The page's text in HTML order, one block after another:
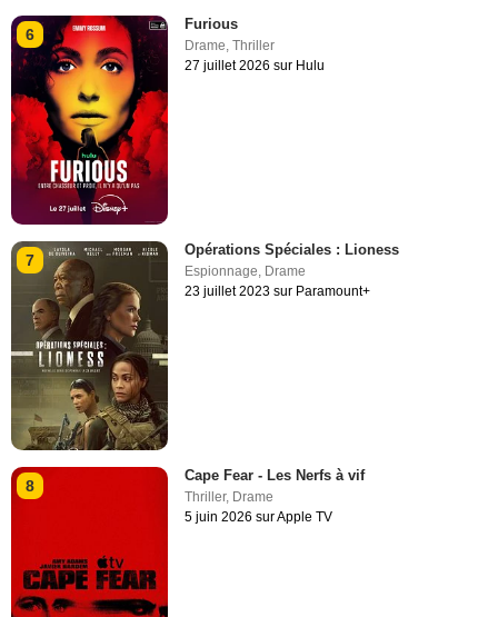
6
Furious
Drame ,Thriller
27 juillet 2026 sur Hulu
7
Opérations Spéciales : Lioness
Espionnage, Drame
23 juillet 2023 sur Paramount+
8
Cape Fear - Les Nerfs à vif
Thriller, Drame
5 juin 2026 sur Apple TV